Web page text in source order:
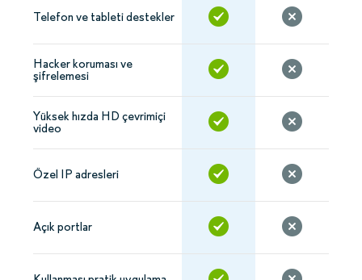
Telefon ve tableti destekler
Hacker koruması ve
şifrelemesi
Yüksek hızda HD çevrimiçi
video
Özel IP adresleri
Açık portlar